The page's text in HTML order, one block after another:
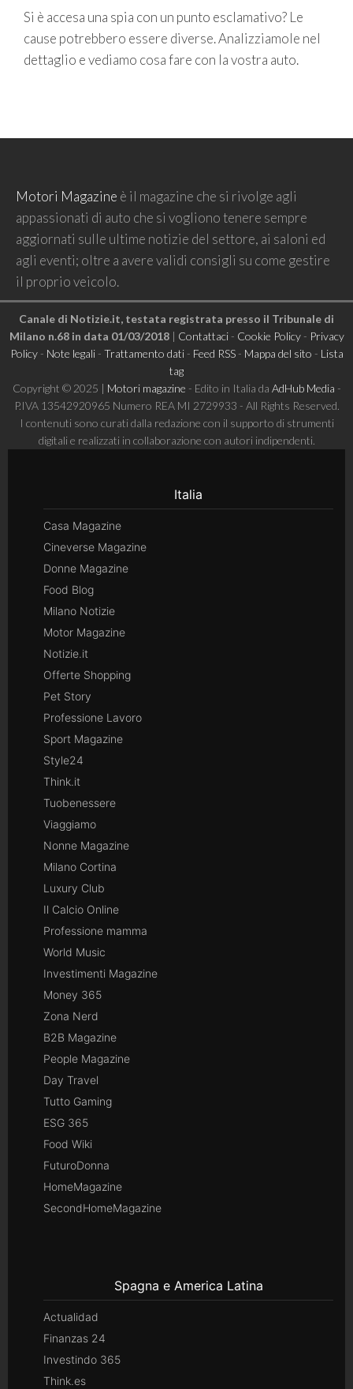
Si è accesa una spia con un punto esclamativo? Le
cause potrebbero essere diverse. Analizziamole nel
dettaglio e vediamo cosa fare con la vostra auto.
Motori Magazine è il magazine che si rivolge agli
appassionati di auto che si vogliono tenere sempre
aggiornati sulle ultime notizie del settore, ai saloni ed
agli eventi; oltre a avere validi consigli su come gestire
il proprio veicolo.
Canale di Notizie.it, testata registrata presso il Tribunale di
Milano n.68 in data 01/03/2018| Contattaci- Cookie Policy- Privacy
Policy- Note legali- Trattamento dati- Feed RSS- Mappa del sito - Lista
tag
Copyright © 2025 | Motori magazine - Edito in Italia da AdHub Media -
P.IVA 13542920965 Numero REA MI 2729933 - All Rights Reserved.
I contenuti sono curati dalla redazione con il supporto di strumenti
digitali e realizzati in collaborazione con autori indipendenti.
Italia
Casa Magazine
Cineverse Magazine
Donne Magazine
Food Blog
Milano Notizie
Motor Magazine
Notizie.it
Offerte Shopping
Pet Story
Professione Lavoro
Sport Magazine
Style24
Think.it
Tuobenessere
Viaggiamo
Nonne Magazine
Milano Cortina
Luxury Club
Il Calcio Online
Professione mamma
World Music
Investimenti Magazine
Money 365
Zona Nerd
B2B Magazine
People Magazine
Day Travel
Tutto Gaming
ESG 365
Food Wiki
FuturoDonna
HomeMagazine
SecondHomeMagazine
Spagna e America Latina
Actualidad
Finanzas 24
Investindo 365
Think.es